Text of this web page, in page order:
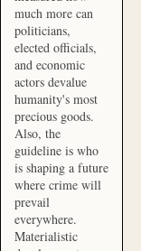
much more can
politicians,
elected officials,
and economic
actors devalue
humanity's most
precious goods.
Also, the
guideline is who
is shaping a future
where crime will
prevail
everywhere.
Materialistic